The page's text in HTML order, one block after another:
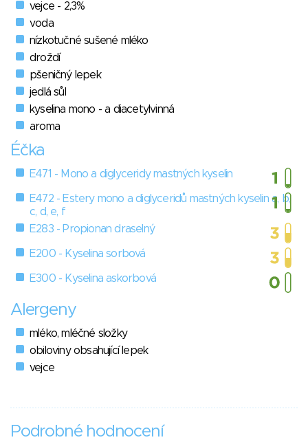
vejce - 2,3%
voda
nízkotučné sušené mléko
droždí
pšeničný lepek
jedlá sůl
kyselina mono - a diacetylvinná
aroma
Éčka
E471 - Mono a diglyceridy mastných kyselin
E472 - Estery mono a diglyceridů mastných kyselin a, b,
c, d, e, f
E283 - Propionan draselný
E200 - Kyselina sorbová
E300 - Kyselina askorbová
Alergeny
mléko, mléčné složky
obiloviny obsahující lepek
vejce
Podrobné hodnocení